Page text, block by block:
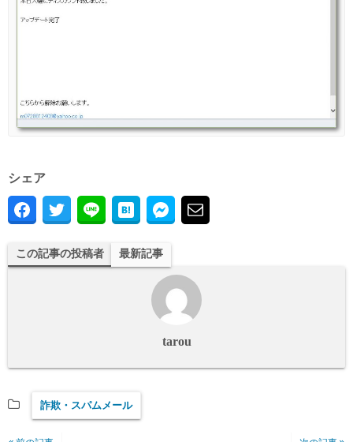
シェア
この記事の投稿者 最新記事
tarou
詐欺・スパムメール